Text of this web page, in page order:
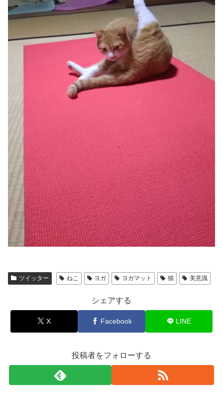
ツイッター ねこ ヨガ ヨガマット 猫 美意識
シェアする
X Facebook LINE
投稿者をフォローする